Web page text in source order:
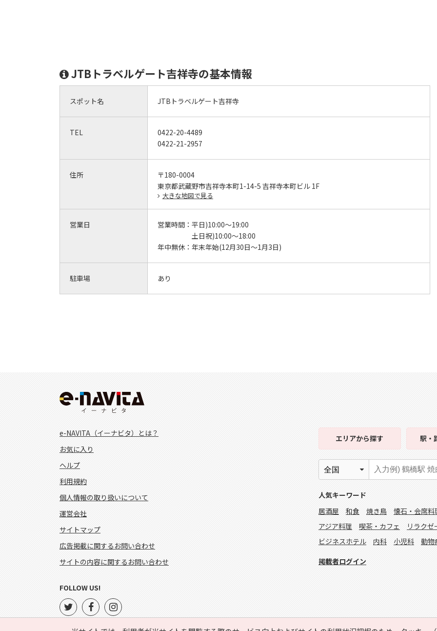
JTBトラベルゲート吉祥寺の基本情報
スポット名 JTBトラベルゲート吉祥寺
TEL
0422-20-4489
0422-21-2957
住所
〒180-0004
東京都武蔵野市吉祥寺本町1-14-5 吉祥寺本町ビル 1F
大きな地図で見る
営業日 営業時間： 平日)10:00～19:00
土日祝)10:00～18:00
年中無休： 年末年始(12月30日～1月3日)
駐車場 あり
e-NAVITA（イーナビタ）とは？
お気に入り
ヘルプ
利用規約
個人情報の取り扱いについて
運営会社
サイトマップ
広告掲載に関するお問い合わせ
サイトの内容に関するお問い合わせ
エリアから探す 駅・
人気キーワード
居酒屋
和食 焼き鳥 懐石・会席料
アジア料理
喫茶・カフェ リラクゼ
ビジネスホテル
内科 小児科 動物
掲載者ログイン
FOLLOW US!